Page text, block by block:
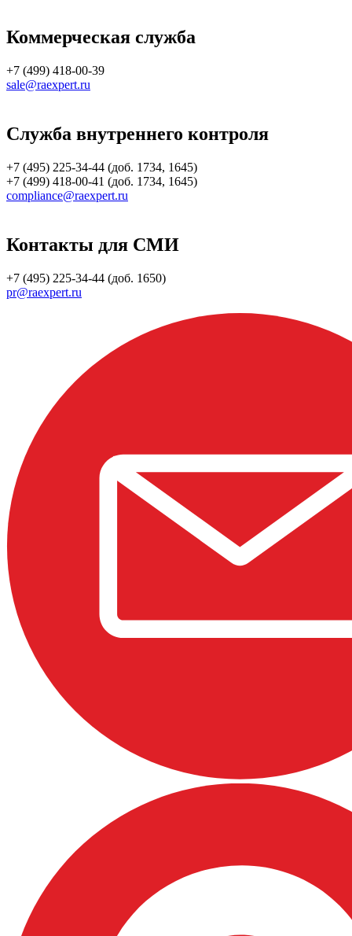
Коммерческая служба
+7 (499) 418-00-39
sale@raexpert.ru
Служба внутреннего контроля
+7 (495) 225-34-44 (доб. 1734, 1645)
+7 (499) 418-00-41 (доб. 1734, 1645)
compliance@raexpert.ru
Контакты для СМИ
+7 (495) 225-34-44 (доб. 1650)
pr@raexpert.ru